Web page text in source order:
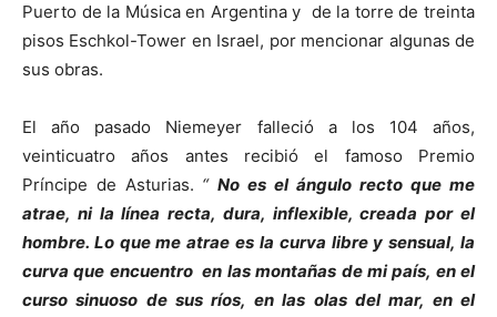
Puerto de la Música en Argentina y de la torre de treinta
pisos Eschkol-Tower en Israel, por mencionar algunas de
sus obras.
El año pasado Niemeyer falleció a los 104 años,
veinticuatro años antes recibió el famoso Premio
Príncipe de Asturias. “ No es el ángulo recto que me
atrae, ni la línea recta, dura, inflexible, creada por el
hombre. Lo que me atrae es la curva libre y sensual, la
curva que encuentro en las montañas de mi país, en el
curso sinuoso de sus ríos, en las olas del mar, en el